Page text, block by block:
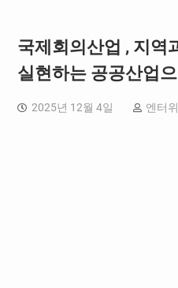
국제회의산업 , 지역
실현하는 공공산업
2025년 12월 4일 엔터